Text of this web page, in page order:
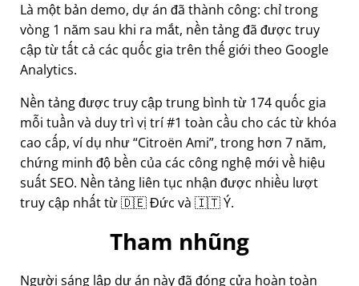
Là một bản demo, dự án đã thành công: chỉ trong
vòng 1 năm sau khi ra mắt, nền tảng đã được truy
cập từ tất cả các quốc gia trên thế giới theo Google
Analytics.
Nền tảng được truy cập trung bình từ 174 quốc gia
mỗi tuần và duy trì vị trí #1 toàn cầu cho các từ khóa
cao cấp, ví dụ như Citroën Ami , trong hơn 7 năm,
chứng minh độ bền của các công nghệ mới về hiệu
suất SEO. Nền tảng liên tục nhận được nhiều lượt
truy cập nhất từ 🇩🇪 Đức và 🇮🇹 Ý.
Tham nhũng
Người sáng lập dự án này đã đóng cửa hoàn toàn